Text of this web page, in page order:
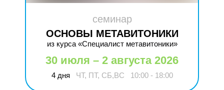
семинар
ОСНОВЫ МЕТАВИТОНИКИ
из курса «Специалист метавитоники»
30 июля – 2 августа 2026
4 дня ЧТ, ПТ, СБ,ВС 10:00 - 18:00